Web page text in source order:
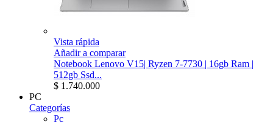
Vista rápida
Añadir a comparar
Notebook Lenovo V15| Ryzen 7-7730 | 16gb Ram |
512gb Ssd...
$ 1.740.000
PC
Categorías
Pc